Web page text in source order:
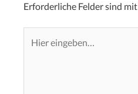
Erforderliche Felder sind mit
eingeben…